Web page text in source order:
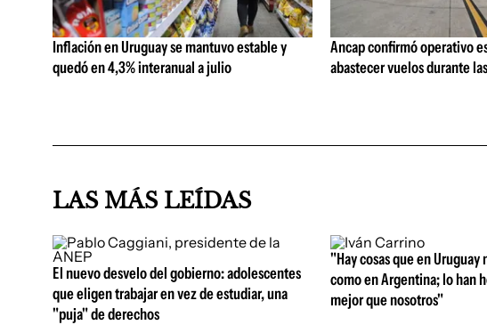
Inflación en Uruguay se mantuvo estable y
quedó en 4,3% interanual a julio
Ancap confirmó operativo
abastecer vuelos durante
LAS MÁS LEÍDAS
El nuevo desvelo del gobierno: adolescentes
que eligen trabajar en vez de estudiar, una
"puja" de derechos
"Hay cosas que en Uruguay
como en Argentina; lo han
mejor que nosotros"